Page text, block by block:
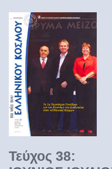
Τεύχος 38: